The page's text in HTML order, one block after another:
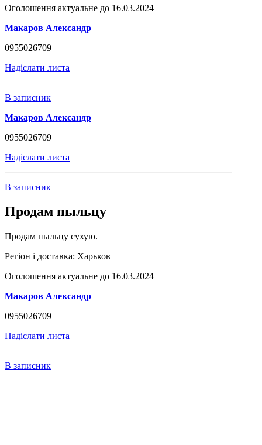
Оголошення актуальне до 16.03.2024
Макаров Александр
0955026709
Надіслати листа
В записник
Макаров Александр
0955026709
Надіслати листа
В записник
Продам пыльцу
Продам пыльцу сухую.
Регіон і доставка: Харьков
Оголошення актуальне до 16.03.2024
Макаров Александр
0955026709
Надіслати листа
В записник